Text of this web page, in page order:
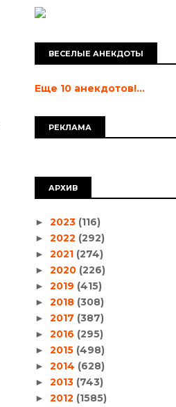
ВЕСЕЛЫЕ АНЕКДОТЫ
Еще 10 анекдотов!...
РЕКЛАМА
АРХИВ
► 2023 (116)
► 2022 (292)
► 2021 (274)
► 2020 (226)
► 2019 (415)
► 2018 (308)
► 2017 (387)
► 2016 (295)
► 2015 (498)
► 2014 (628)
► 2013 (743)
► 2012 (1585)